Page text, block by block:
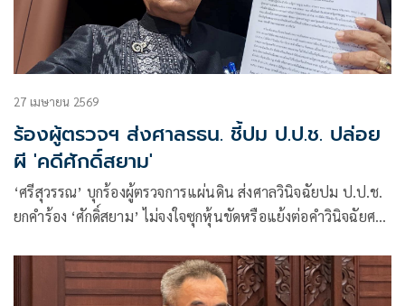
27 เมษายน 2569
ร้องผู้ตรวจฯ ส่งศาลรธน. ชี้ปม ป.ป.ช. ปล่อย
ผี 'คดีศักดิ์สยาม'
‘ศรีสุวรรณ’ บุกร้องผู้ตรวจการแผ่นดิน ส่งศาลวินิจฉัยปม ป.ป.ช.
ยกคำร้อง ‘ศักดิ์สยาม’ ไม่จงใจซุกหุ้นขัดหรือแย้งต่อคำวินิจฉัยศาล